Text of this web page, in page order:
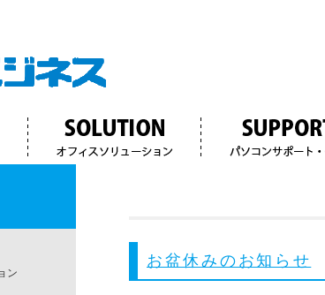
お盆休みのお知らせ
ン